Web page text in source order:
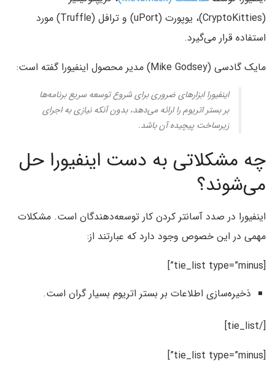
(CryptoKitties)، یوپورت (uPort) و ترافل (Truffle) مورد
استفاده قرار می‌گیرد.
مایک گادسی (Mike Godsey) مدیر محصول اینفیورا گفته است:
اینفیورا ابزارهای ضروری برای شروع توسعه سریع برنامه‌ها
بر بستر اتریوم را ارائه می‌دهد، بدون آنکه نیازی به اجرای
زیرساخت پیچیده آن باشد.
چه مشکلاتی به دست اینفیورا حل
می‌شوند؟
اینفیورا در صدد آسانتر کردن کار توسعه‌دهندگان است. مشکلات
مهمی در این خصوص وجود دارد که عبارتند از:
[tie_list type=”minus”]
ذخیره‌سازی اطلاعات بر بستر اتریوم بسیار گران است.
[/tie_list]
[tie_list type=”minus”]